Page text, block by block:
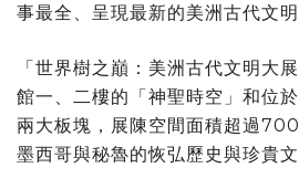
事最全、呈現最新的美洲古代文明
「世界樹之巔：美洲古代文明大
館一、二樓的「神聖時空」和位
兩大板塊，展陳空間面積超過
墨西哥與秘魯的恢弘歷史與珍貴文